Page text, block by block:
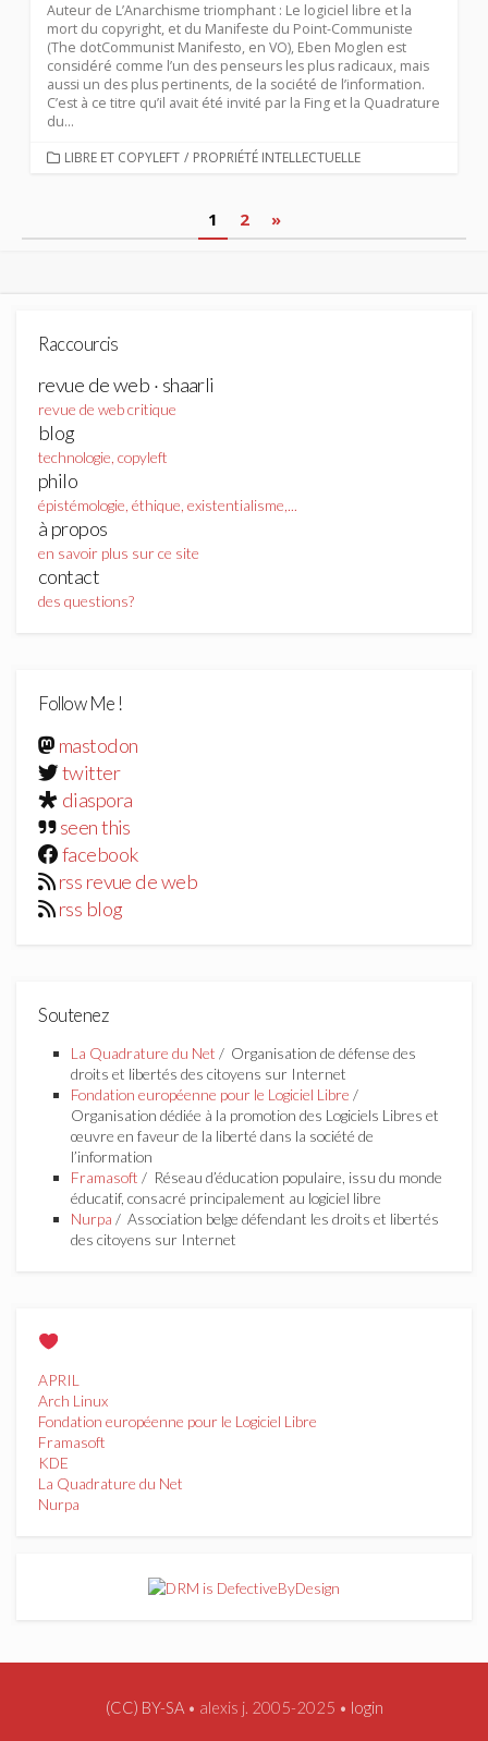
Auteur de L’Anarchisme triomphant : Le logiciel libre et la
mort du copyright, et du Manifeste du Point-Communiste
(The dotCommunist Manifesto, en VO), Eben Moglen est
considéré comme l’un des penseurs les plus radicaux, mais
aussi un des plus pertinents, de la société de l’information.
C’est à ce titre qu’il avait été invité par la Fing et la Quadrature
du...
CATEGORIES
LIBRE ET COPYLEFT / PROPRIÉTÉ INTELLECTUELLE
des
1 2 »
Raccourcis
revue de web · shaarli
revue de web critique
blog
technologie, copyleft
philo
épistémologie, éthique, existentialisme,...
à propos
en savoir plus sur ce site
contact
des questions?
Follow Me !
mastodon
twitter
diaspora
seen this
facebook
rss revue de web
rss blog
Soutenez
La Quadrature du Net / Organisation de défense des
droits et libertés des citoyens sur Internet
Fondation européenne pour le Logiciel Libre /
Organisation dédiée à la promotion des Logiciels Libres et
œuvre en faveur de la liberté dans la société de
l’information
Framasoft / Réseau d’éducation populaire, issu du monde
éducatif, consacré principalement au logiciel libre
Nurpa / Association belge défendant les droits et libertés
des citoyens sur Internet
APRIL
Arch Linux
Fondation européenne pour le Logiciel Libre
Framasoft
KDE
La Quadrature du Net
Nurpa
(CC) BY-SA• alexis j. 2005-2025 • login